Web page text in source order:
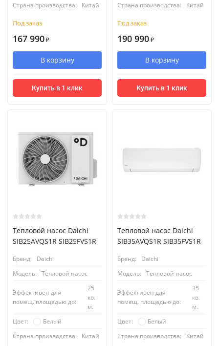
Страна производства:
Китай
Под заказ
167 990 ₽
В корзину
Купить в 1 клик
Страна производства:
Китай
Под заказ
190 990 ₽
В корзину
Купить в 1 клик
Тепловой насос Daichi
SIB25AVQS1R SIB25FVS1R
Бренд:
Daichi
Модель:
Тепловой насос
Эффективен для
помещ. площадью до:
25
кв.
м.
Цвет:
Белый
Страна производства:
Китай
Тепловой насос Daichi
SIB35AVQS1R SIB35FVS1R
Бренд:
Daichi
Модель:
Тепловой насос
Эффективен для
помещ. площадью до:
35
кв.
м.
Цвет:
Белый
Страна производства:
Китай